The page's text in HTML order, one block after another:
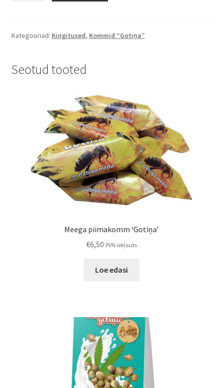
kastītē
Kategooriad: Kingitused, Kommid “Gotiņa”
Seotud tooted
Meega piimakomm ‘Gotiņa’
€6,50 PVN iekļauts
Loe edasi